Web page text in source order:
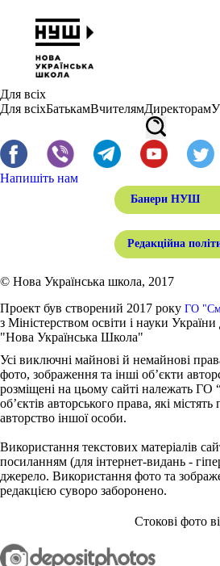
Для всіх
Для всіхБатькамВчителямДиректорам
Напишіть нам
Банери НУШ
Редакційна
© Нова Українська школа, 2017
Проект був створений 2017 року ГО
з Міністерством освіти і науки
"Нова Українська Школа"
Усі виключні майнові й немайнові
фото, зображення та інші об’єкти
розміщені на цьому сайті належать ГО
об’єктів авторського права, які
авторство іншої особи.
Використання текстових матеріалів
посиланням (для інтернет-видань -
джерело. Використання фото та
редакцією суворо заборонено.
Стокові фото